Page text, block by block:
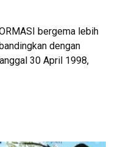
bergema lebih
dengan
30 April 1998,